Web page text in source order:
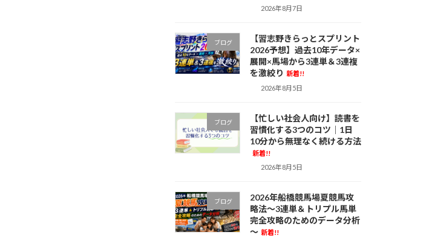
2026年8月7日
ブログ
【習志野きらっとスプリント
2026予想】過去10年データ×
展開×馬場から3連単＆3連複
を激絞り 新着!!
2026年8月5日
ブログ
【忙しい社会人向け】読書を
習慣化する3つのコツ｜1日
10分から無理なく続ける方法
新着!!
2026年8月5日
ブログ
2026年船橋競馬場夏競馬攻
略法～3連単＆トリプル馬単
完全攻略のためのデータ分析
～ 新着!!